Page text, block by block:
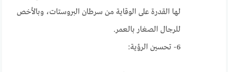
لها القدرة على الوقاية من سرطان البروستات، وبالأخص
للرجال الصغار بالعمر.
6- تحسين الرؤية: